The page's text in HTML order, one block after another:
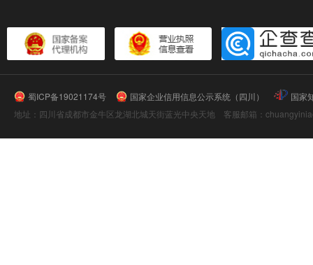
蜀ICP备19021174号 国家企业信用信息公示系统（四川）
国家
地址：四川省成都市金牛区龙湖北城天街蓝光中央天地 客服邮箱：